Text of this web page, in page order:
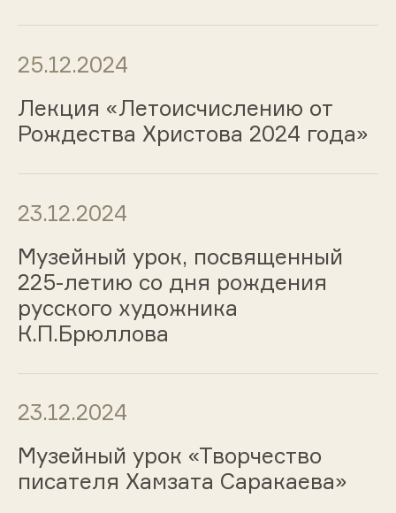
25.12.2024
Лекция «Летоисчислению от
Рождества Христова 2024 года»
23.12.2024
Музейный урок, посвященный
225-летию со дня рождения
русского художника
К.П.Брюллова
23.12.2024
Музейный урок «Творчество
писателя Хамзата Саракаева»